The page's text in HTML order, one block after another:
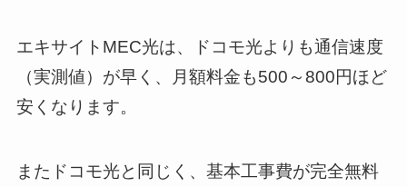
エキサイトMEC光は、ドコモ光よりも通信速度
（実測値）が早く、月額料金も500～800円ほど
安くなります。
またドコモ光と同じく、基本工事費が完全無料